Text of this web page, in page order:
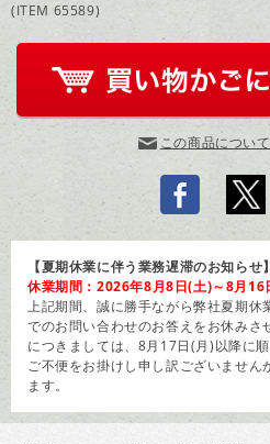
(ITEM 65589)
この商品につい
【夏期休業に伴う業務遅滞のお知らせ】
休業期間：2026年8月8日(土)～8月16
上記期間、誠に勝手ながら弊社夏期休
でのお問い合わせのお答えをお休みさ
につきましては、8月17日(月)以降に
ご不便をお掛けし申し訳ございません
ます。